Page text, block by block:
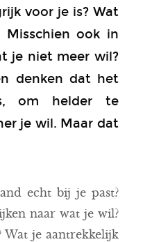
voor je is? Wat
Misschien ook in
je niet meer wil?
denken dat het
om helder te
je wil. Maar dat
echt bij je past?
naar wat je wil?
Wat je aantrekkelijk